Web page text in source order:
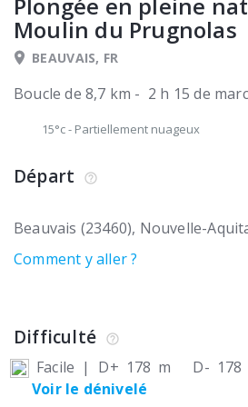
Moulin du Prugnolas
BEAUVAIS, FR
Boucle de 8,7 km - 2 h 15 de
15°c- Partiellement nuageux
Départ
Beauvais (23460) Nouvelle-
Comment y aller ?
Difficulté
Facile | D+ 178 m D- 178
Voir le dénivelé